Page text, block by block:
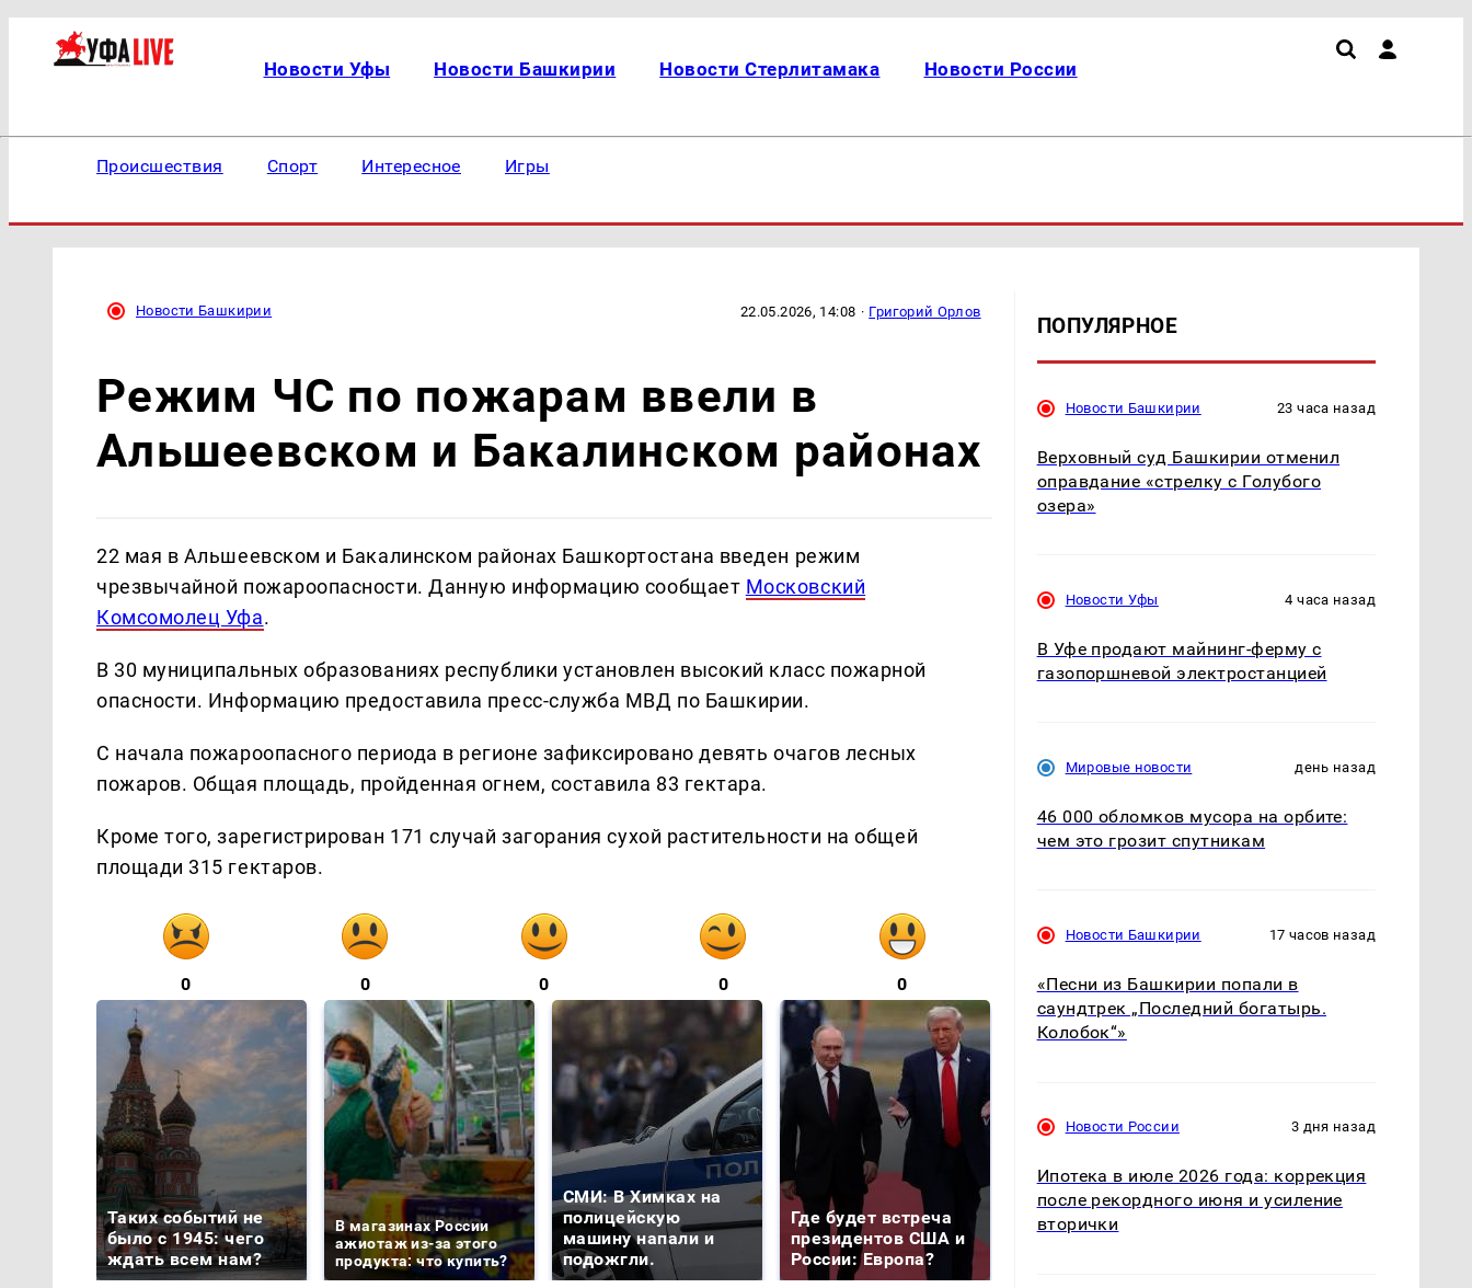
Новости Уфы Новости Башкирии Новости Стерлитамака Новости России
Происшествия Спорт Интересное Игры
Новости Башкирии 22.05.2026, 14:08 · Григорий Орлов
Режим ЧС по пожарам ввели в
Альшеевском и Бакалинском районах
22 мая в Альшеевском и Бакалинском районах Башкортостана введен режим
чрезвычайной пожароопасности. Данную информацию сообщает Московский
Комсомолец Уфа.
В 30 муниципальных образованиях республики установлен высокий класс пожарной
опасности. Информацию предоставила пресс-служба МВД по Башкирии.
С начала пожароопасного периода в регионе зафиксировано девять очагов лесных
пожаров. Общая площадь, пройденная огнем, составила 83 гектара.
Кроме того, зарегистрирован 171 случай загорания сухой растительности на общей
площади 315 гектаров.
0 0 0 0 0
Таких событий не
было с 1945: чего
ждать всем нам?
В магазинах России
ажиотаж из-за этого
продукта: что купить?
СМИ: В Химках на
полицейскую
машину напали и
подожгли.
Где будет встреча
президентов США и
России: Европа?
Как выглядит место
ПОПУЛЯРНОЕ
Новости Башкирии 23 часа назад
Верховный суд Башкирии отменил
оправдание «стрелку с Голубого
озера»
Новости Уфы 4 часа назад
В Уфе продают майнинг-ферму с
газопоршневой электростанцией
Мировые новости день назад
46 000 обломков мусора на орбите:
чем это грозит спутникам
Новости Башкирии 17 часов назад
«Песни из Башкирии попали в
саундтрек „Последний богатырь.
Колобок“»
Новости России 3 дня назад
Ипотека в июле 2026 года: коррекция
после рекордного июня и усиление
вторички